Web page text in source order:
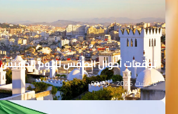
توقعات أحوال الطقس لليوم الخميس
6 غشت 2026 - 09:00